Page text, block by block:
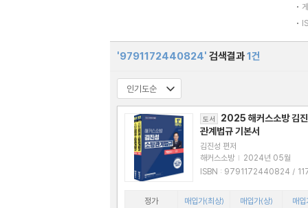
'9791172440824' 검색결과1건
도서
2025 해커스소방 김
관계법규 기본서
김진성 편저
해커스소방 | 2024년 05월
ISBN : 9791172440824 / 1172440
정가
매입가(최상) 매입가(상) 매